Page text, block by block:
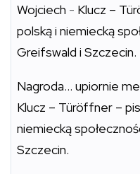
Wojciech - Klucz –
polską i niemiecką
Greifswald i Szczecin.
Nagroda… upiornie
Klucz – Türöffner –
niemiecką
Szczecin.